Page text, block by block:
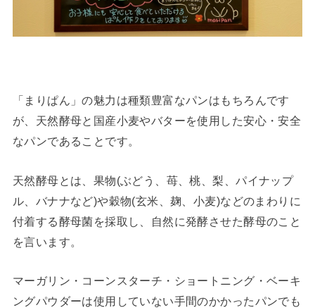
「まりぱん」の魅力は種類豊富なパンはもちろんです
が、天然酵母と国産小麦やバターを使用した安心・安全
なパンであることです。
天然酵母とは、果物(ぶどう、苺、桃、梨、パイナップ
ル、バナナなど)や穀物(玄米、麹、小麦)などのまわりに
付着する酵母菌を採取し、自然に発酵させた酵母のこと
を言います。
マーガリン・コーンスターチ・ショートニング・ベーキ
ングパウダーは使用していない手間のかかったパンでも